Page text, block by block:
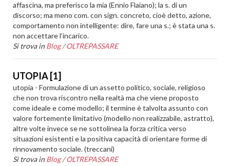
affascina, ma preferisco la mia (Ennio Flaiano); la s. di un
discorso; ma meno com. con sign. concreto, cioè detto, azione,
comportamento non intelligente: dire, fare una s.; è stata una s.
non accettare l’incarico.
Si trova in Blog /OLTREPASSARE
UTOPIA [1]
utopia - Formulazione di un assetto politico, sociale, religioso
che non trova riscontro nella realtà ma che viene proposto
come ideale e come modello; il termine è talvolta assunto con
valore fortemente limitativo (modello non realizzabile, astratto),
altre volte invece se ne sottolinea la forza critica verso
situazioni esistenti e la positiva capacità di orientare forme di
rinnovamento sociale. (treccani)
Si trova in Blog /OLTREPASSARE